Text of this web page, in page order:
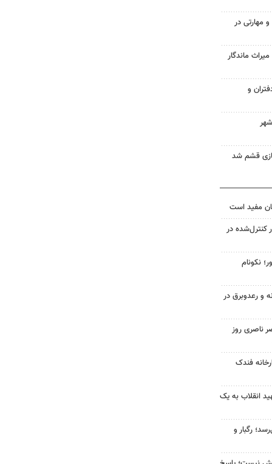
و مهارتی در
ماندگار
و
قشم شد
مفید است
کنترل‌شده در
نکونام
و رعدوبرق در
ناصری روز
فندک
انقلاب به یک
رگبار و